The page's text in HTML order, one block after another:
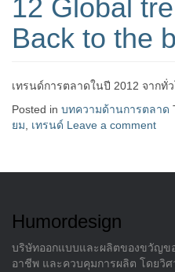
12 Global
Back to the
เทรนด์การตลาดในปี 2012 จากทั่
Posted in บทความด้านการตลาด
ยม
เทรนด์ Leave a comment
Humordesign
บริษัทออกแบบและผลิตของขวัญข
อาชีพ และควบคุมการผลิต โดยวิ